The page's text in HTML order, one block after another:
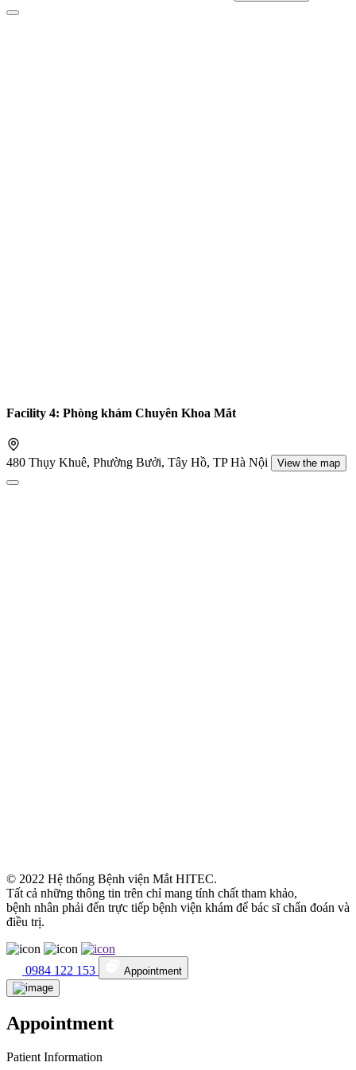
Facility 4: Phòng khám Chuyên Khoa Mắt
480 Thụy Khuê, Phường Bưởi, Tây Hồ, TP Hà Nội View the map
© 2022 Hệ thống Bệnh viện Mắt HITEC.
Tất cả những thông tin trên chỉ mang tính chất tham khảo,
bệnh nhân phải đến trực tiếp bệnh viện khám để bác sĩ chẩn đoán và
điều trị.
0984 122 153 Appointment
Appointment
Patient Information